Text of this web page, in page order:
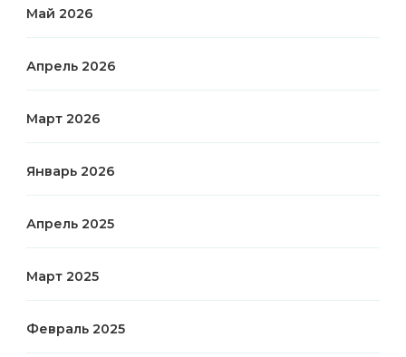
Май 2026
Апрель 2026
Март 2026
Январь 2026
Апрель 2025
Март 2025
Февраль 2025